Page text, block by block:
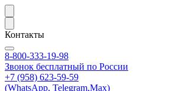
Контакты
8-800-333-19-98
Звонок бесплатный по России
+7 (958) 623-59-59
(WhatsApp, Telegram,Max)